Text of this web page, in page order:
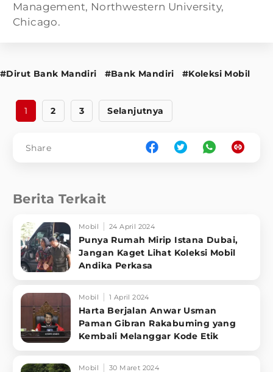
Management, Northwestern University,
Chicago.
#Dirut Bank Mandiri #Bank Mandiri #Koleksi Mobil
1 2 3 Selanjutnya
Share
Berita Terkait
Mobil 24 April 2024
Punya Rumah Mirip Istana Dubai,
Jangan Kaget Lihat Koleksi Mobil
Andika Perkasa
Mobil 1 April 2024
Harta Berjalan Anwar Usman
Paman Gibran Rakabuming yang
Kembali Melanggar Kode Etik
Mobil 30 Maret 2024